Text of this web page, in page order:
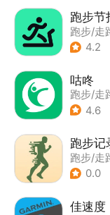
跑步节
跑步/走
4.2
咕咚
跑步/走
4.6
跑步记
跑步/走
0.0
佳速度